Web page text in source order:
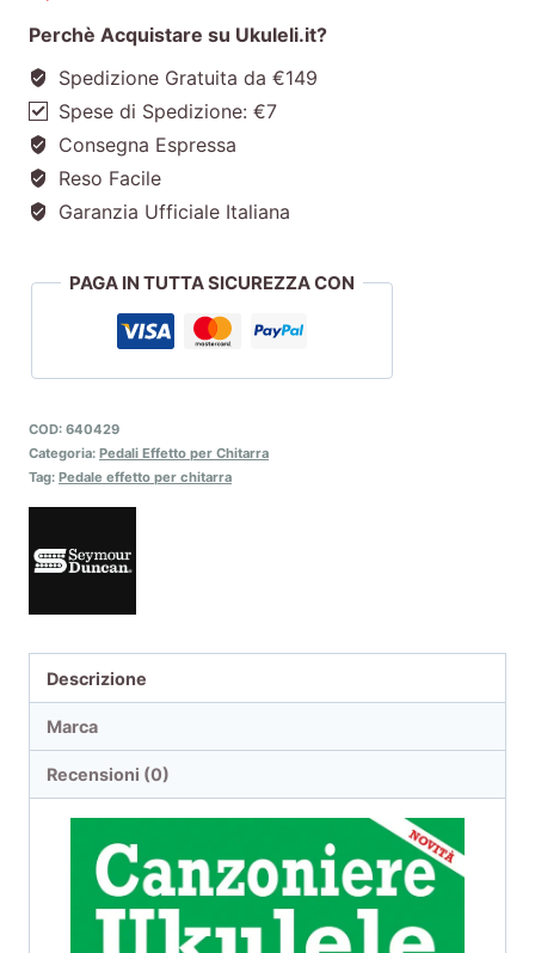
Perchè Acquistare su Ukuleli.it?
Spedizione Gratuita da €149
Spese di Spedizione: €7
Consegna Espressa
Reso Facile
Garanzia Ufficiale Italiana
PAGA IN TUTTA SICUREZZA CON
COD: 640429
Categoria: Pedali Effetto per Chitarra
Tag: Pedale effetto per chitarra
Descrizione
Marca
Recensioni (0)